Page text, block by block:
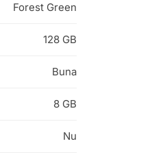
Forest Green
128 GB
Buna
8 GB
Nu